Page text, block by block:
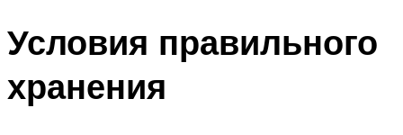
Условия правильного
хранения